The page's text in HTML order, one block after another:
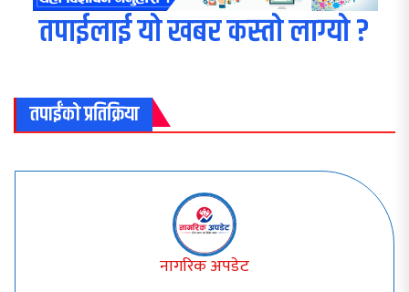
तपाईलाई यो खबर कस्तो लाग्यो ?
तपाईंको प्रतिक्रिया
नागरिक अपडेट